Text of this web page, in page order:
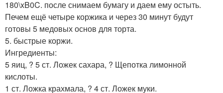
180\xB0C. после снимаем бумагу и даем ему остыть.
Печем ещё четыре коржика и через 30 минут будут
готовы 5 медовых основ для торта.
5. быстрые коржи.
Ингредиенты:
5 яиц, ? 5 ст. Ложек сахара, ? Щепотка лимонной
кислоты.
1 ст. Ложка крахмала, ? 4 ст. Ложек муки.